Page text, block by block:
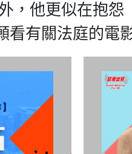
，他更似在抱
有關法庭的電